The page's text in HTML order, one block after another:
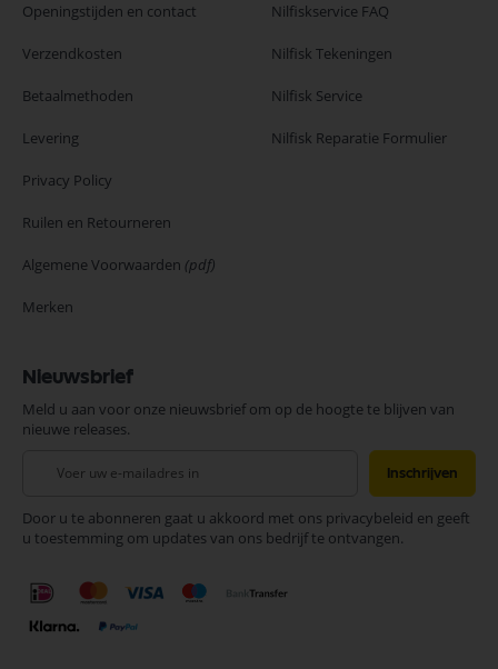
Openingstijden en contact
Verzendkosten
Betaalmethoden
Levering
Privacy Policy
Ruilen en Retourneren
Algemene Voorwaarden (pdf)
Merken
Nilfiskservice FAQ
Nilfisk Tekeningen
Nilfisk Service
Nilfisk Reparatie Formulier
Nieuwsbrief
Meld u aan voor onze nieuwsbrief om op de hoogte te blijven van
nieuwe releases.
onze
nieuwsbrief
Inschrijven
Door u te abonneren gaat u akkoord met ons privacybeleid en geeft
u toestemming om updates van ons bedrijf te ontvangen.